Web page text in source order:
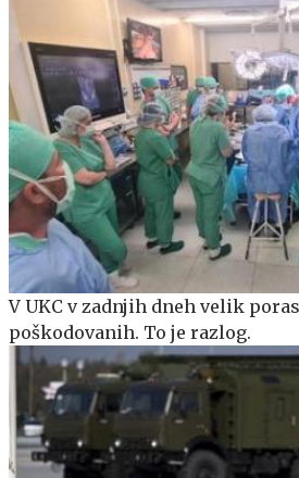
V UKC v zadnjih dneh velik
poškodovanih. To je razlog.